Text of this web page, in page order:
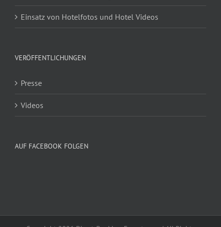
Einsatz von Hotelfotos und Hotel Videos
VERÖFFENTLICHUNGEN
Presse
Videos
AUF FACEBOOK FOLGEN